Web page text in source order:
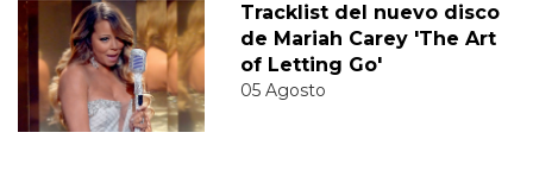
Tracklist del nuevo disco
de Mariah Carey 'The Art
of Letting Go'
05 Agosto